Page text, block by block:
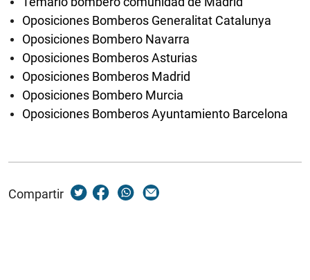
Oposiciones Bomberos Generalitat Catalunya
Oposiciones Bombero Navarra
Oposiciones Bomberos Asturias
Oposiciones Bomberos Madrid
Oposiciones Bombero Murcia
Oposiciones Bomberos Ayuntamiento Barcelona
Compartir